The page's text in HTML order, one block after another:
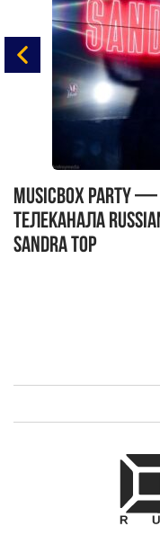
MUSICBOX
телеканала
Sandra Top